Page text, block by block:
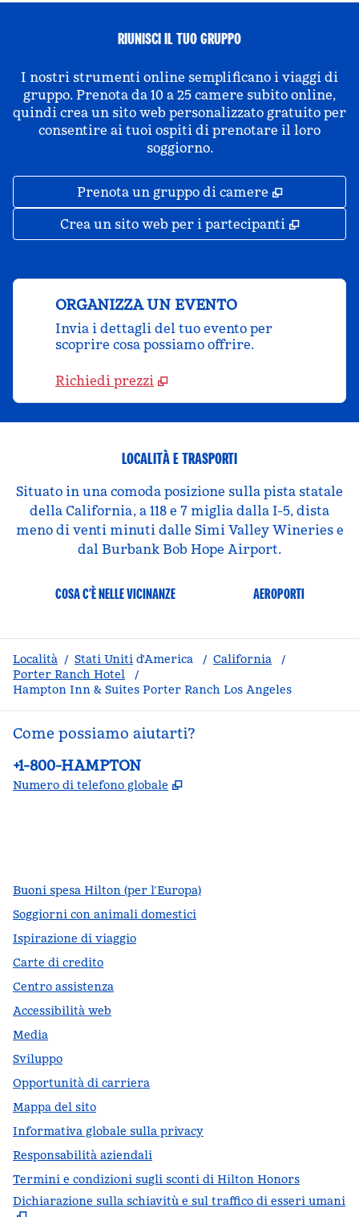
RIUNISCI IL TUO GRUPPO
I nostri strumenti online semplificano i viaggi di
gruppo. Prenota da 10 a 25 camere subito online,
quindi crea un sito web personalizzato gratuito per
consentire ai tuoi ospiti di prenotare il loro
soggiorno.
Prenota un gruppo di camere ,
Crea un sito web per i partecipanti ,
ORGANIZZA UN EVENTO
Invia i dettagli del tuo evento per
scoprire cosa possiamo offrire.
Richiedi prezzi
LOCALITÀ E TRASPORTI
Situato in una comoda posizione sulla pista statale
della California, a 118 e 7 miglia dalla I-5, dista
meno di venti minuti dalle Simi Valley Wineries e
dal Burbank Bob Hope Airport.
COSA C’È NELLE VICINANZE AEROPORTI
Località / Stati Uniti d'America / California
/
Porter Ranch Hotel
/
Hampton Inn & Suites Porter Ranch Los Angeles
Come possiamo aiutarti?
Telefono:
+1-800-HAMPTON
Numero di telefono globale ,
Buoni spesa Hilton (per l’Europa)
Soggiorni con animali domestici
Ispirazione di viaggio
Carte di credito
Centro assistenza
Accessibilità web
Media
Sviluppo
Opportunità di carriera
Mappa del sito
Informativa globale sulla privacy
Responsabilità aziendali
Termini e condizioni sugli sconti di Hilton Honors
Dichiarazione sulla schiavitù e sul traffico di esseri umani